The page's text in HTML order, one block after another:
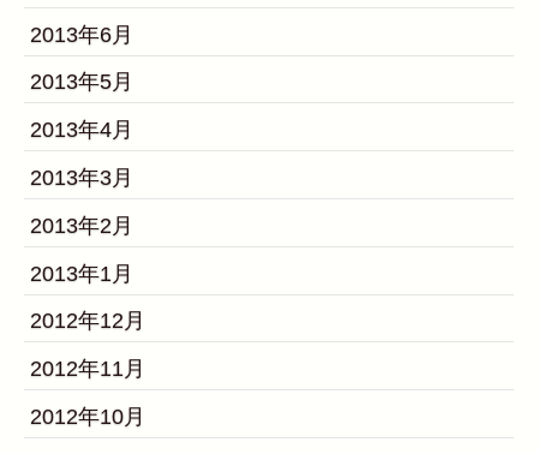
2013年6月
2013年5月
2013年4月
2013年3月
2013年2月
2013年1月
2012年12月
2012年11月
2012年10月